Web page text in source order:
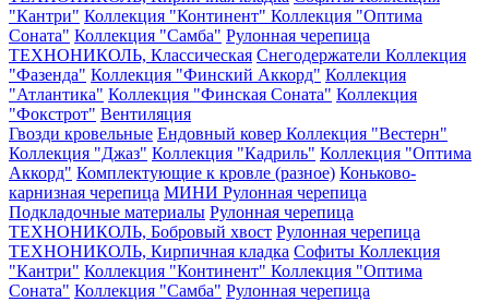
"Кантри" Коллекция "Континент" Коллекция "Оптима
Соната" Коллекция "Самба" Рулонная черепица
ТЕХНОНИКОЛЬ, Классическая Снегодержатели Коллекция
"Фазенда" Коллекция "Финский Аккорд" Коллекция
"Атлантика" Коллекция "Финская Соната" Коллекция
"Фокстрот" Вентиляция
Гвозди кровельные Ендовный ковер Коллекция "Вестерн"
Коллекция "Джаз" Коллекция "Кадриль" Коллекция "Оптима
Аккорд" Комплектующие к кровле (разное) Коньково-
карнизная черепица МИНИ Рулонная черепица
Подкладочные материалы Рулонная черепица
ТЕХНОНИКОЛЬ, Бобровый хвост Рулонная черепица
ТЕХНОНИКОЛЬ, Кирпичная кладка Софиты Коллекция
"Кантри" Коллекция "Континент" Коллекция "Оптима
Соната" Коллекция "Самба" Рулонная черепица